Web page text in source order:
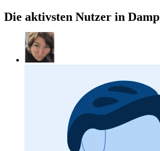
Die aktivsten Nutzer in Damp